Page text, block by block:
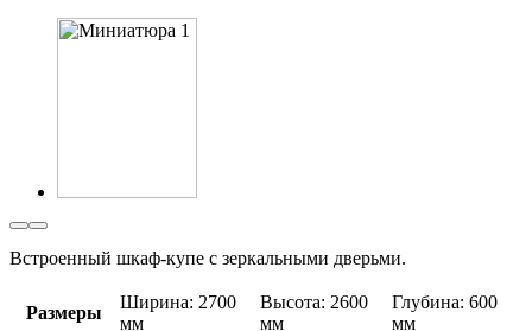
Встроенный шкаф-купе с зеркальными дверьми.
Размеры
Ширина: 2700
мм
Высота: 2600
мм
Глубина: 600
мм